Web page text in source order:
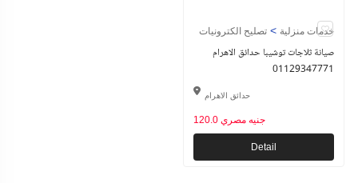
خدمات منزلية > تصليح الكترونيات
صيانة ثلاجات توشيبا حدائق الاهرام
01129347771
حدائق الاهرام
120.0 جنيه مصري
Detail